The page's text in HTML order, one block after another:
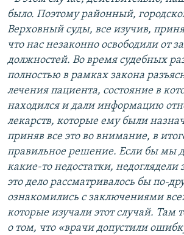
было. Поэтому районный,
Верховный суды, все изучив,
что нас незаконно освободили от
должностей. Во время судебных
полностью в рамках закона
лечения пациента, состояние в
находился и дали информацию
лекарств, которые ему были
приняв все это во внимание, в
правильное решение. Если бы мы
какие-то недостатки, недоглядели
это дело рассматривалось бы по-
ознакомились с заключениями
которые изучали этот случай. Там
о том, что «врачи допустили